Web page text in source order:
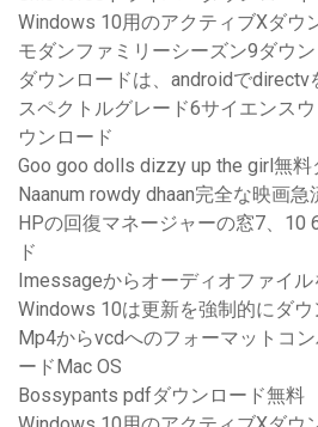
Windows 10用のアクティブXダウ
モダンファミリーシーズン9ダウ
ダウンロードは、androidでdirectv
スペクトルグレード6サイエンス
ウンロード
Goo goo dolls dizzy up the girl無料
Naanum rowdy dhaan完全な映画
HPの回復マネージャーの窓7、10
ド
Imessageからオーディオファイ
Windows 10は更新を強制的にダ
Mp4からvcdへのフォーマットコ
ードMac OS
Bossypants pdfダウンロード無料